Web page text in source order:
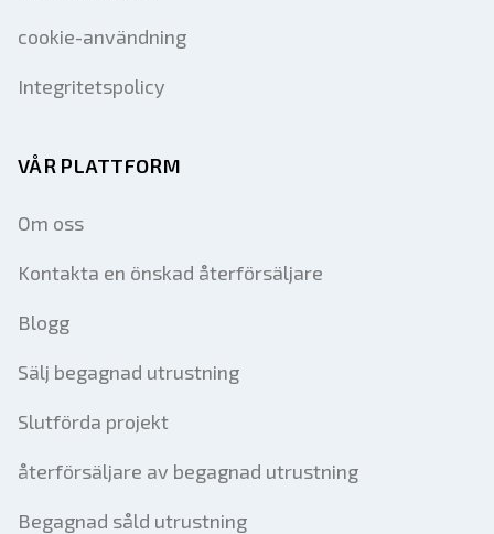
cookie-användning
Integritetspolicy
VÅR PLATTFORM
Om oss
Kontakta en önskad återförsäljare
Blogg
Sälj begagnad utrustning
Slutförda projekt
återförsäljare av begagnad utrustning
Begagnad såld utrustning